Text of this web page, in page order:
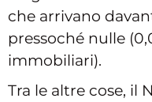
che arrivano
pressoché nulle
immobiliari).
Tra le altre cose, il